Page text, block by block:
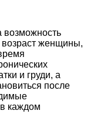
возможность
возраст женщины,
и груди, а
после
каждом